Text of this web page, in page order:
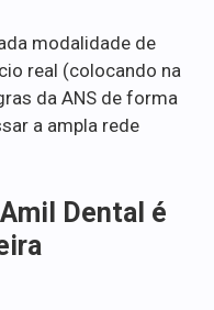
modalidade de
real (colocando na
da ANS de forma
a ampla rede
Dental é